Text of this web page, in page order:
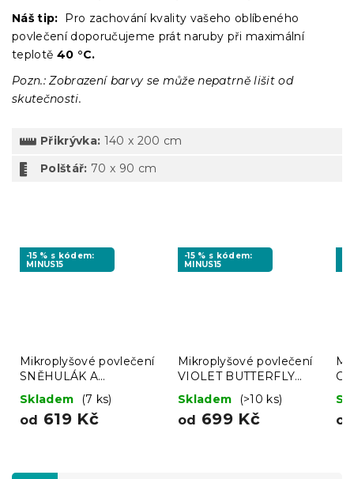
Náš tip: Pro zachování kvality vašeho oblíbeného
povlečení doporučujeme prát naruby při maximální
teplotě 40 °C.
Pozn.: Zobrazení barvy se může nepatrně lišit od
skutečnosti.
Přikrývka: 140 x 200 cm
Polštář: 70 x 90 cm
-15 % s kódem:
MINUS15
Mikroplyšové povlečení
SNĚHULÁK A
PERNÍČEK zelené
Skladem (7 ks)
od 619 Kč
-15 % s kódem:
MINUS15
Mikroplyšové povlečení
VIOLET BUTTERFLY
tmavě modré
Skladem (>10 ks)
od 699 Kč od